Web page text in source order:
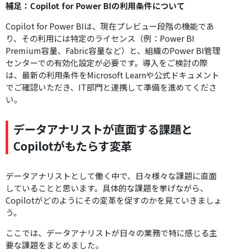
補足：Copilot for Power BIの利用条件について
Copilot for Power BIは、現在プレビュー段階の機能であ
り、その利用には特定のライセンス（例：Power BI
Premium容量、Fabric容量など）と、組織のPower BI管理
センターでの有効化設定が必要です。導入をご検討の際
は、最新の利用条件をMicrosoft Learnや公式ドキュメント
でご確認いただき、IT部門と連携して準備を進めてくださ
い。
データアナリストが直面する課題と
Copilotがもたらす変革
データアナリストとして働く中で、日々様々な課題に直面
していることと思います。具体的な課題を挙げながら、
Copilotがどのようにその変革を促すのかを見ていきましょ
う。
ここでは、データアナリストが日々の業務で特に感じる主
要な課題をまとめました。